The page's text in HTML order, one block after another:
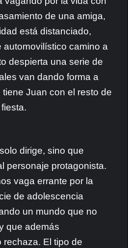
de una amiga,
está distanciado,
automovilístico camino a
despierta una serie de
van dando forma a
Juan con el resto de
dirige, sino que
personaje protagonista.
vaga errante por la
de adolescencia
un mundo que no
que además
El tipo de